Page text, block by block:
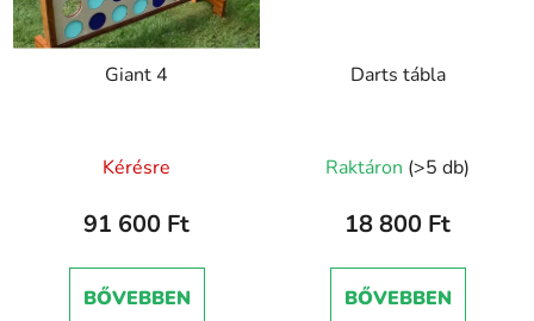
Giant 4
Kérésre
91 600 Ft
BŐVEBBEN
Darts tábla
Raktáron (>5 db)
18 800 Ft
BŐVEBBEN